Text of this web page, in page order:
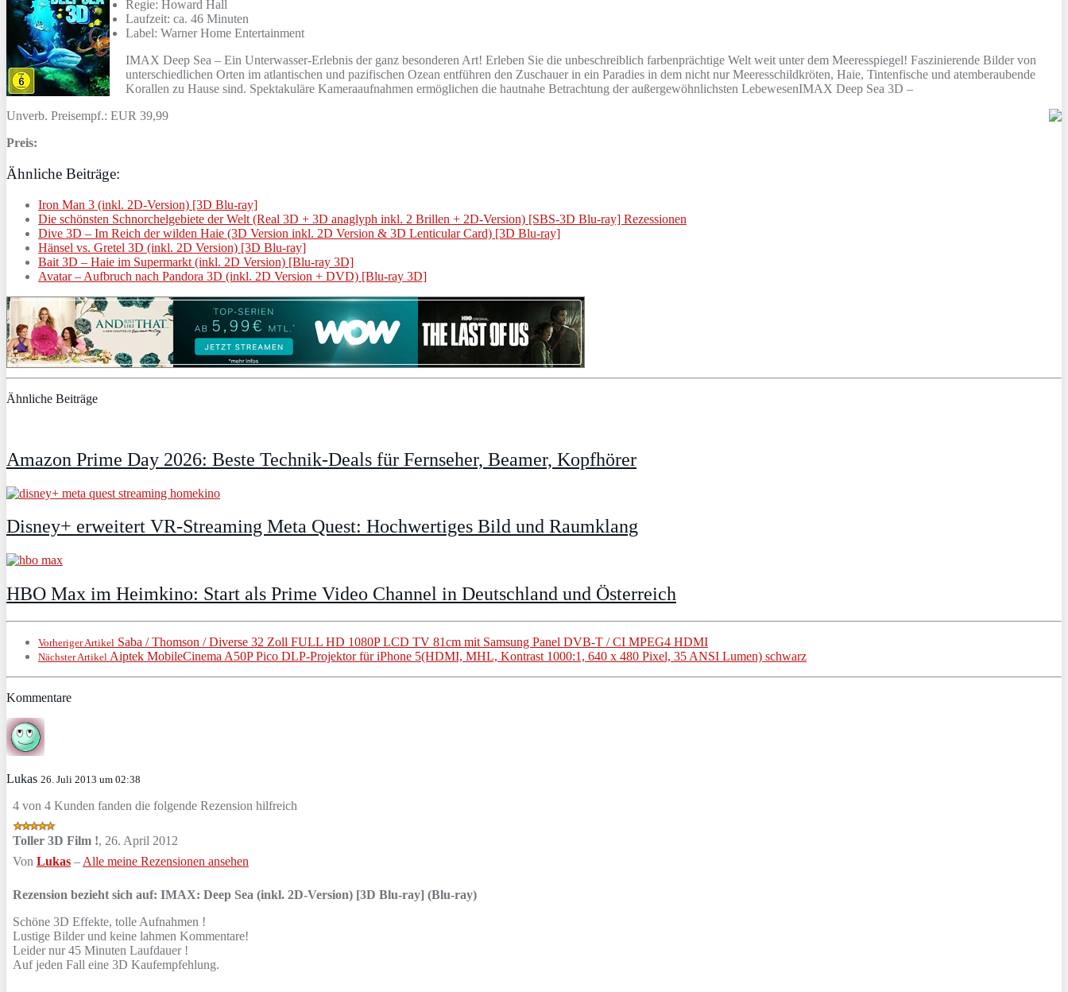
Regie: Howard Hall
Laufzeit: ca. 46 Minuten
Label: Warner Home Entertainment
IMAX Deep Sea – Ein Unterwasser-Erlebnis der ganz besonderen Art! Erleben Sie die unbeschreiblich farbenprächtige Welt weit unter dem Meeresspiegel! Faszinierende Bilder von
unterschiedlichen Orten im atlantischen und pazifischen Ozean entführen den Zuschauer in ein Paradies in dem nicht nur Meeresschildkröten, Haie, Tintenfische und atemberaubende
Korallen zu Hause sind. Spektakuläre Kameraaufnahmen ermöglichen die hautnahe Betrachtung der außergewöhnlichsten LebewesenIMAX Deep Sea 3D –
Unverb. Preisempf.: EUR 39,99
Preis:
Ähnliche Beiträge:
Iron Man 3 (inkl. 2D-Version) [3D Blu-ray]
Die schönsten Schnorchelgebiete der Welt (Real 3D + 3D anaglyph inkl. 2 Brillen + 2D-Version) [SBS-3D Blu-ray] Rezessionen
Dive 3D – Im Reich der wilden Haie (3D Version inkl. 2D Version & 3D Lenticular Card) [3D Blu-ray]
Hänsel vs. Gretel 3D (inkl. 2D Version) [3D Blu-ray]
Bait 3D – Haie im Supermarkt (inkl. 2D Version) [Blu-ray 3D]
Avatar – Aufbruch nach Pandora 3D (inkl. 2D Version + DVD) [Blu-ray 3D]
Ähnliche Beiträge
Amazon Prime Day 2026: Beste Technik-Deals für Fernseher, Beamer, Kopfhörer
Disney+ erweitert VR‑Streaming Meta Quest: Hochwertiges Bild und Raumklang
HBO Max im Heimkino: Start als Prime Video Channel in Deutschland und Österreich
Vorheriger Artikel Saba / Thomson / Diverse 32 Zoll FULL HD 1080P LCD TV 81cm mit Samsung Panel DVB-T / CI MPEG4 HDMI
Nächster Artikel Aiptek MobileCinema A50P Pico DLP-Projektor für iPhone 5(HDMI, MHL, Kontrast 1000:1, 640 x 480 Pixel, 35 ANSI Lumen) schwarz
Kommentare
Lukas 26. Juli 2013 um 02:38
4 von 4 Kunden fanden die folgende Rezension hilfreich
Toller 3D Film !, 26. April 2012
Von Lukas – Alle meine Rezensionen ansehen
Rezension bezieht sich auf: IMAX: Deep Sea (inkl. 2D-Version) [3D Blu-ray] (Blu-ray)
Schöne 3D Effekte, tolle Aufnahmen !
Lustige Bilder und keine lahmen Kommentare!
Leider nur 45 Minuten Laufdauer !
Auf jeden Fall eine 3D Kaufempfehlung.